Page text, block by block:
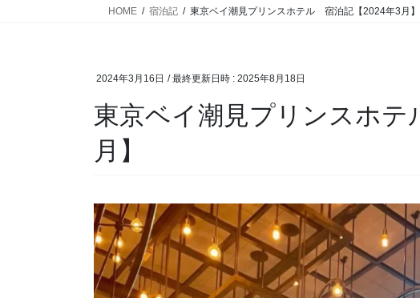
HOME 宿泊記 東京ベイ潮見プリンスホテル 宿泊記【2024年3月】
2024年3月16日 / 最終更新日時 : 2025年8月18日
東京ベイ潮見プリンスホテル 宿泊記【2024年3
月】